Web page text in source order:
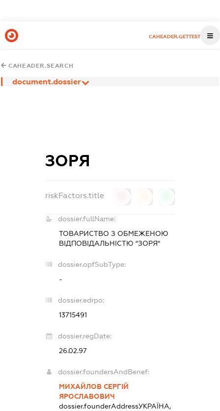
CAHEADER.GETTEST
CAHEADER.SEARCH
document.dossier
ЗОРЯ
riskFactors.title
dossier.fullName:
ТОВАРИСТВО З ОБМЕЖЕНОЮ
ВІДПОВІДАЛЬНІСТЮ "ЗОРЯ"
dossier.opfSubType:
-
dossier.edrpo:
13715491
dossier.regDate:
26.02.97
dossier.foundersAndBenef:
МИХАЙЛОВ СЕРГІЙ
ЯРОСЛАВОВИЧ
dossier.founderAddressУКРАЇНА,